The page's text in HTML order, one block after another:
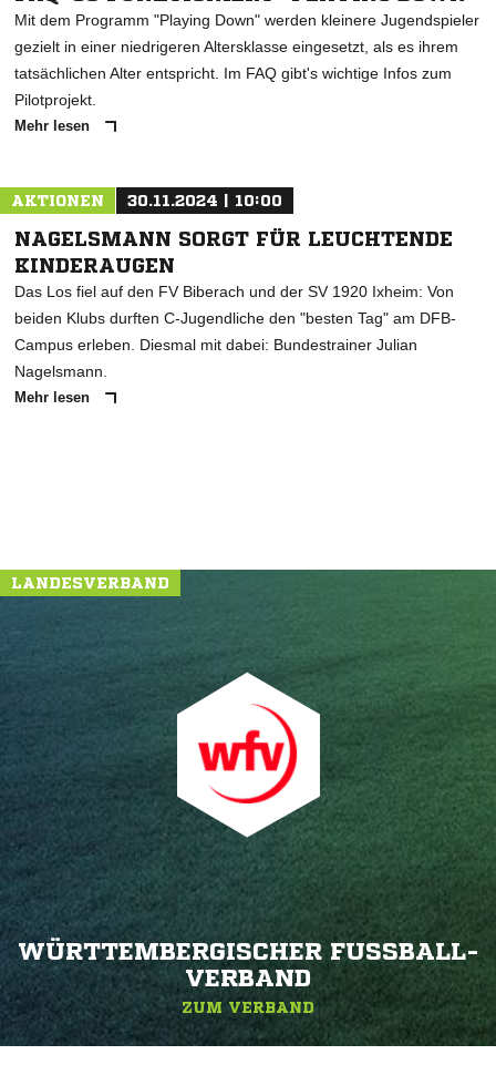
Mit dem Programm "Playing Down" werden kleinere Jugendspieler
gezielt in einer niedrigeren Altersklasse eingesetzt, als es ihrem
tatsächlichen Alter entspricht. Im FAQ gibt's wichtige Infos zum
Pilotprojekt.
Mehr lesen
AKTIONEN 30.11.2024 | 10:00
NAGELSMANN SORGT FÜR LEUCHTENDE
KINDERAUGEN
Das Los fiel auf den FV Biberach und der SV 1920 Ixheim: Von
beiden Klubs durften C-Jugendliche den "besten Tag" am DFB-
Campus erleben. Diesmal mit dabei: Bundestrainer Julian
Nagelsmann.
Mehr lesen
LANDESVERBAND
WÜRTTEMBERGISCHER FUSSBALL-V
ERBAND
ZUM VERBAND